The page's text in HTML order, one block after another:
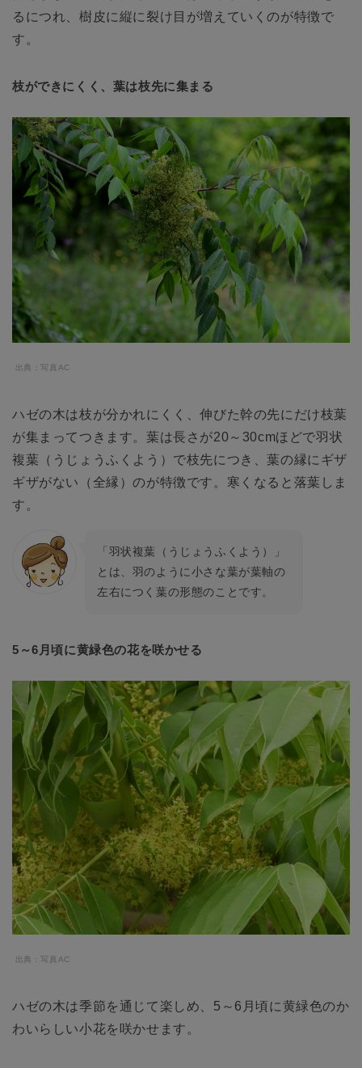
るにつれ、樹皮に縦に裂け目が増えていくのが特徴で
す。
枝ができにくく、葉は枝先に集まる
出典：写真AC
ハゼの木は枝が分かれにくく、伸びた幹の先にだけ枝葉
が集まってつきます。葉は長さが20～30cmほどで羽状
複葉（うじょうふくよう）で枝先につき、葉の縁にギザ
ギザがない（全縁）のが特徴です。寒くなると落葉しま
す。
「羽状複葉（うじょうふくよう）」
とは、羽のように小さな葉が葉軸の
左右につく葉の形態のことです。
5～6月頃に黄緑色の花を咲かせる
出典：写真AC
ハゼの木は季節を通じて楽しめ、5～6月頃に黄緑色のか
わいらしい小花を咲かせます。